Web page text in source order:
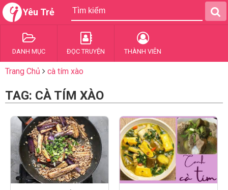
Yêu Trẻ
DANH MỤC ĐỌC TRUYỆN THÀNH VIÊN
Trang Chủ cà tím xào
TAG: CÀ TÍM XÀO